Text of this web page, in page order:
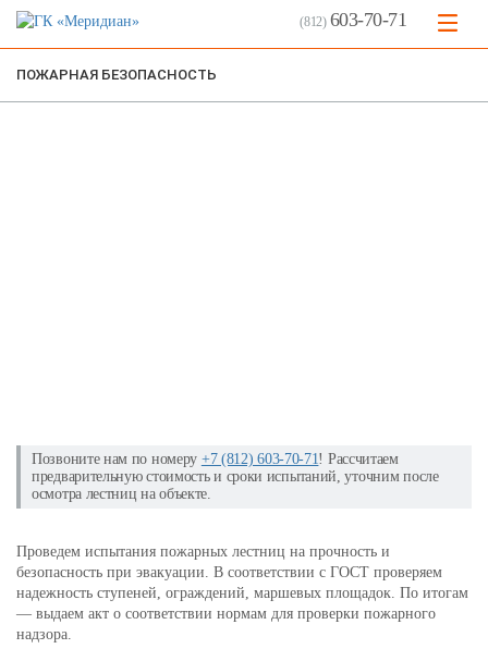
(812) 603-70-71
ПОЖАРНАЯ БЕЗОПАСНОСТЬ
Позвоните нам по номеру +7 (812) 603-70-71! Рассчитаем
предварительную стоимость и сроки испытаний, уточним после
осмотра лестниц на объекте.
Проведем испытания пожарных лестниц на прочность и
безопасность при эвакуации. В соответствии с ГОСТ проверяем
надежность ступеней, ограждений, маршевых площадок. По итогам
— выдаем акт о соответствии нормам для проверки пожарного
надзора.